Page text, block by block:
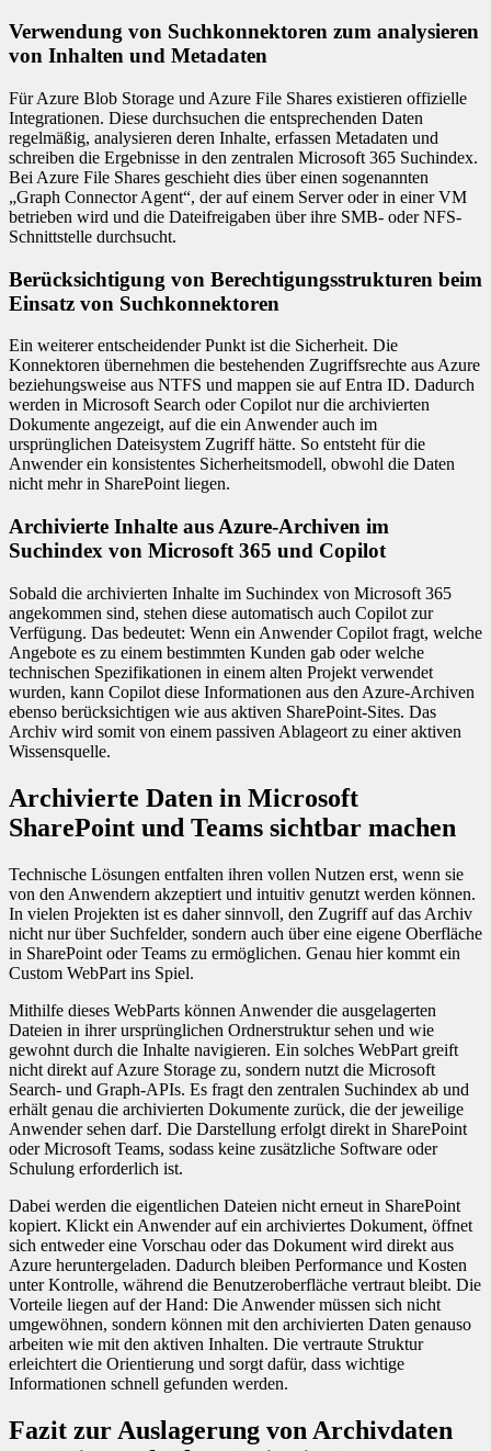
Verwendung von Suchkonnektoren zum analysieren
von Inhalten und Metadaten
Für Azure Blob Storage und Azure File Shares existieren offizielle
Integrationen. Diese durchsuchen die entsprechenden Daten
regelmäßig, analysieren deren Inhalte, erfassen Metadaten und
schreiben die Ergebnisse in den zentralen Microsoft 365 Suchindex.
Bei Azure File Shares geschieht dies über einen sogenannten
„Graph Connector Agent“, der auf einem Server oder in einer VM
betrieben wird und die Dateifreigaben über ihre SMB- oder NFS-
Schnittstelle durchsucht.
Berücksichtigung von Berechtigungsstrukturen beim
Einsatz von Suchkonnektoren
Ein weiterer entscheidender Punkt ist die Sicherheit. Die
Konnektoren übernehmen die bestehenden Zugriffsrechte aus Azure
beziehungsweise aus NTFS und mappen sie auf Entra ID. Dadurch
werden in Microsoft Search oder Copilot nur die archivierten
Dokumente angezeigt, auf die ein Anwender auch im
ursprünglichen Dateisystem Zugriff hätte. So entsteht für die
Anwender ein konsistentes Sicherheitsmodell, obwohl die Daten
nicht mehr in SharePoint liegen.
Archivierte Inhalte aus Azure-Archiven im
Suchindex von Microsoft 365 und Copilot
Sobald die archivierten Inhalte im Suchindex von Microsoft 365
angekommen sind, stehen diese automatisch auch Copilot zur
Verfügung. Das bedeutet: Wenn ein Anwender Copilot fragt, welche
Angebote es zu einem bestimmten Kunden gab oder welche
technischen Spezifikationen in einem alten Projekt verwendet
wurden, kann Copilot diese Informationen aus den Azure-Archiven
ebenso berücksichtigen wie aus aktiven SharePoint-Sites. Das
Archiv wird somit von einem passiven Ablageort zu einer aktiven
Wissensquelle.
Archivierte Daten in Microsoft
SharePoint und Teams sichtbar machen
Technische Lösungen entfalten ihren vollen Nutzen erst, wenn sie
von den Anwendern akzeptiert und intuitiv genutzt werden können.
In vielen Projekten ist es daher sinnvoll, den Zugriff auf das Archiv
nicht nur über Suchfelder, sondern auch über eine eigene Oberfläche
in SharePoint oder Teams zu ermöglichen. Genau hier kommt ein
Custom WebPart ins Spiel.
Mithilfe dieses WebParts können Anwender die ausgelagerten
Dateien in ihrer ursprünglichen Ordnerstruktur sehen und wie
gewohnt durch die Inhalte navigieren. Ein solches WebPart greift
nicht direkt auf Azure Storage zu, sondern nutzt die Microsoft
Search- und Graph-APIs. Es fragt den zentralen Suchindex ab und
erhält genau die archivierten Dokumente zurück, die der jeweilige
Anwender sehen darf. Die Darstellung erfolgt direkt in SharePoint
oder Microsoft Teams, sodass keine zusätzliche Software oder
Schulung erforderlich ist.
Dabei werden die eigentlichen Dateien nicht erneut in SharePoint
kopiert. Klickt ein Anwender auf ein archiviertes Dokument, öffnet
sich entweder eine Vorschau oder das Dokument wird direkt aus
Azure heruntergeladen. Dadurch bleiben Performance und Kosten
unter Kontrolle, während die Benutzeroberfläche vertraut bleibt. Die
Vorteile liegen auf der Hand: Die Anwender müssen sich nicht
umgewöhnen, sondern können mit den archivierten Daten genauso
arbeiten wie mit den aktiven Inhalten. Die vertraute Struktur
erleichtert die Orientierung und sorgt dafür, dass wichtige
Informationen schnell gefunden werden.
Fazit zur Auslagerung von Archivdaten